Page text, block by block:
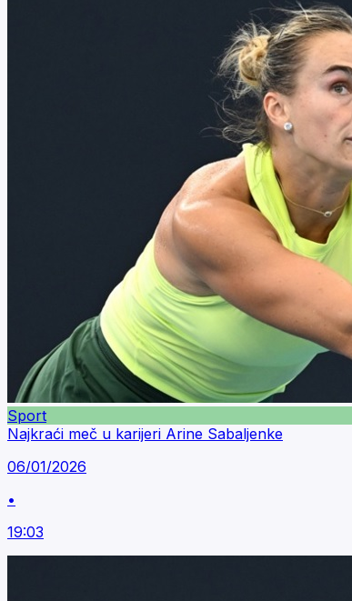
Sport
Najkraći meč u karijeri Arine Sabaljenke
06/01/2026
•
19:03